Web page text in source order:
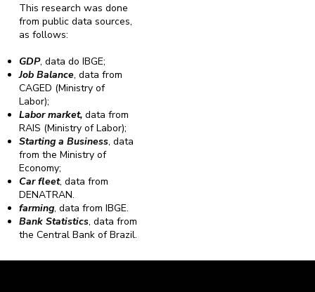
This research was done
from public data sources,
as follows:
GDP, data do IBGE;
Job Balance, data from
CAGED (Ministry of
Labor);
Labor market,data from
RAIS (Ministry of Labor);
Starting a Business, data
from the Ministry of
Economy;
Car fleet, data from
DENATRAN.
farming, data from IBGE.
Bank Statistics, data from
the Central Bank of Brazil.